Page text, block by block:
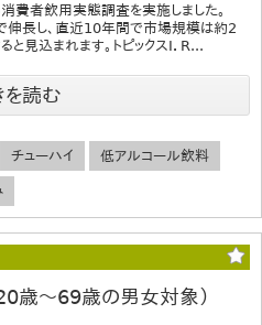
消費者飲用実態調査を実施しました。
長し、直近10年間で市場規模は約2
見込まれます。トピックスI．R...
を読む
チューハイ 低アルコール飲料
20歳～69歳の男女対象）